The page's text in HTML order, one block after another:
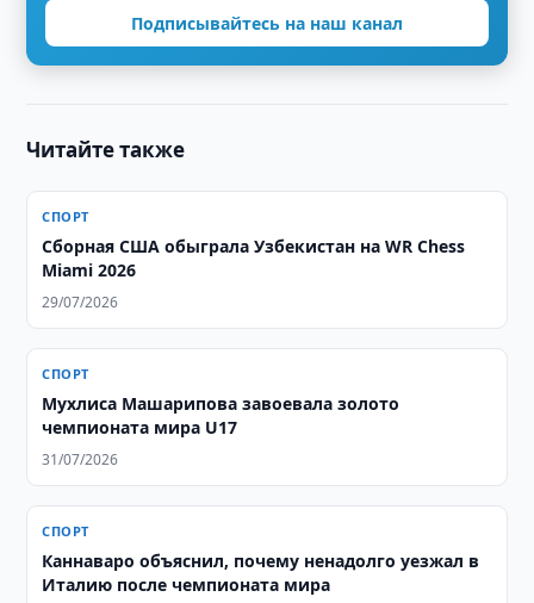
Подписывайтесь на наш канал
Читайте также
СПОРТ
Сборная США обыграла Узбекистан на WR Chess
Miami 2026
29/07/2026
СПОРТ
Мухлиса Машарипова завоевала золото
чемпионата мира U17
31/07/2026
СПОРТ
Каннаваро объяснил, почему ненадолго уезжал в
Италию после чемпионата мира